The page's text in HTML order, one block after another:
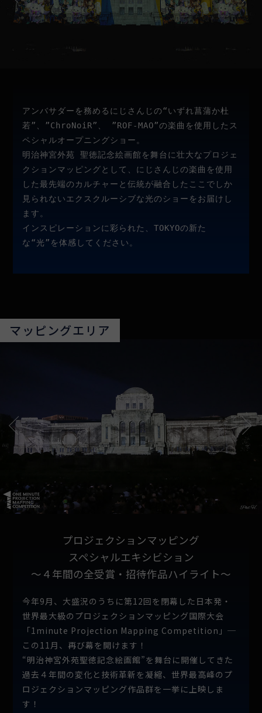
アンバサダーを務めるにじさんじの“いずれ菖蒲か杜
若”、”ChroNoiR”、 ”ROF-MAO”の楽曲を使用したス
ペシャルオープニングショー。
明治神宮外苑 聖徳記念絵画館を舞台に壮大なプロジェ
クションマッピングとして、にじさんじの楽曲を使用
した最先端のカルチャーと伝統が融合したここでしか
見られないエクスクルーシブな光のショーをお届けし
ます。
インスピレーションに彩られた、TOKYOの新た
な“光”を体感してください。
マッピングエリア
プロジェクションマッピング
スペシャルエキシビション
〜４年間の全受賞・招待作品ハイライト〜
今年9月、大盛況のうちに第12回を閉幕した日本発・
世界最大級のプロジェクションマッピング国際大会
「1minute Projection Mapping Competition」─
この11月、再び幕を開けます！
“明治神宮外苑聖徳記念絵画館”を舞台に開催してきた
過去４年間の変化と技術革新を凝縮、世界最高峰のプ
ロジェクションマッピング作品群を一挙に上映しま
す！